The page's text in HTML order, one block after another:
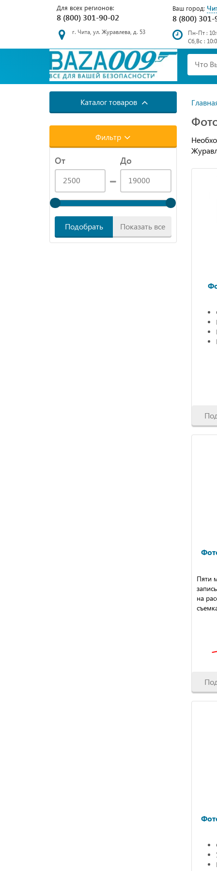
Для всех регионов:
8 (800) 301-90-02
Ваш город:
8 (800) 301-
г. Чита, ул. Журавлева, д. 53
Пн-Пт :
Сб,Вс :
Каталог товаров
Фильтр
От До
Подобрать Показать все
Пяти
на